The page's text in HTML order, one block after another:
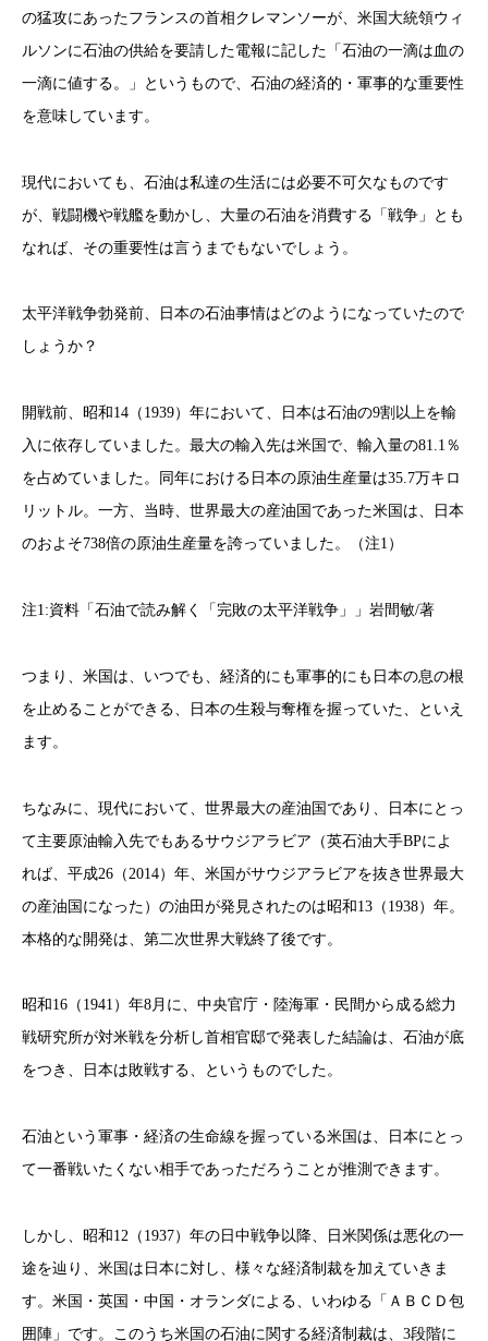
の猛攻にあったフランスの首相クレマンソーが、米国大統領ウィ
ルソンに石油の供給を要請した電報に記した「石油の一滴は血の
一滴に値する。」というもので、石油の経済的・軍事的な重要性
を意味しています。
現代においても、石油は私達の生活には必要不可欠なものです
が、戦闘機や戦艦を動かし、大量の石油を消費する「戦争」とも
なれば、その重要性は言うまでもないでしょう。
太平洋戦争勃発前、日本の石油事情はどのようになっていたので
しょうか？
開戦前、昭和14（1939）年において、日本は石油の9割以上を輸
入に依存していました。最大の輸入先は米国で、輸入量の81.1％
を占めていました。同年における日本の原油生産量は35.7万キロ
リットル。一方、当時、世界最大の産油国であった米国は、日本
のおよそ738倍の原油生産量を誇っていました。（注1）
注1:資料「石油で読み解く「完敗の太平洋戦争」」岩間敏/著
つまり、米国は、いつでも、経済的にも軍事的にも日本の息の根
を止めることができる、日本の生殺与奪権を握っていた、といえ
ます。
ちなみに、現代において、世界最大の産油国であり、日本にとっ
て主要原油輸入先でもあるサウジアラビア（英石油大手BPによ
れば、平成26（2014）年、米国がサウジアラビアを抜き世界最大
の産油国になった）の油田が発見されたのは昭和13（1938）年。
本格的な開発は、第二次世界大戦終了後です。
昭和16（1941）年8月に、中央官庁・陸海軍・民間から成る総力
戦研究所が対米戦を分析し首相官邸で発表した結論は、石油が底
をつき、日本は敗戦する、というものでした。
石油という軍事・経済の生命線を握っている米国は、日本にとっ
て一番戦いたくない相手であっただろうことが推測できます。
しかし、昭和12（1937）年の日中戦争以降、日米関係は悪化の一
途を辿り、米国は日本に対し、様々な経済制裁を加えていきま
す。米国・英国・中国・オランダによる、いわゆる「ＡＢＣＤ包
囲陣」です。このうち米国の石油に関する経済制裁は、3段階に